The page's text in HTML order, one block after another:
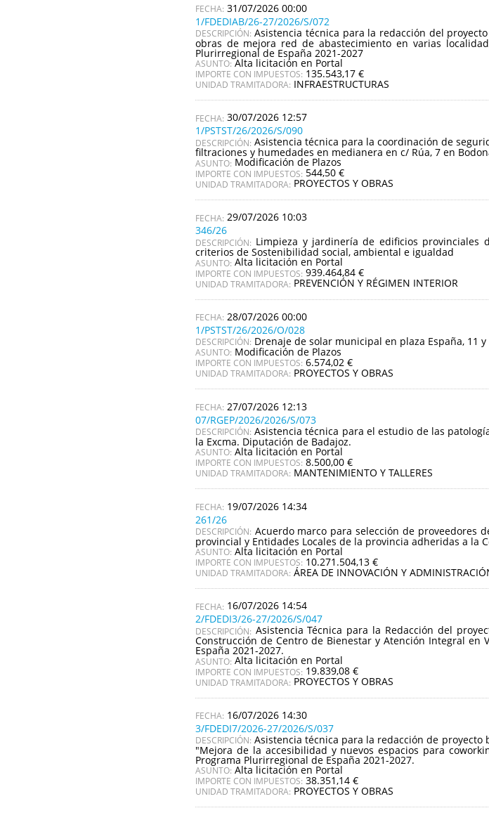
31/07/2026 00:00
1/FDEDIAB/26-27/2026/S/072
DESCRIPCIÓN: Asistencia técnica para la redacción del
obras de mejora red de abastecimiento en varias
Plurirregional de España 2021-2027
ASUNTO: Alta licitación en Portal
IMPORTE CON IMPUESTOS: 135.543,17 €
UNIDAD TRAMITADORA: INFRAESTRUCTURAS
30/07/2026 12:57
1/PSTST/26/2026/S/090
DESCRIPCIÓN: Asistencia técnica para la coordinación de
filtraciones y humedades en medianera en c/ Rúa, 7 en
ASUNTO: Modificación de Plazos
IMPORTE CON IMPUESTOS: 544,50 €
UNIDAD TRAMITADORA: PROYECTOS Y OBRAS
29/07/2026 10:03
346/26
DESCRIPCIÓN: Limpieza y jardinería de edificios provinciales
criterios de Sostenibilidad social, ambiental e igualdad
ASUNTO: Alta licitación en Portal
IMPORTE CON IMPUESTOS: 939.464,84 €
UNIDAD TRAMITADORA: PREVENCIÓN Y RÉGIMEN INTERIOR
28/07/2026 00:00
1/PSTST/26/2026/O/028
DESCRIPCIÓN: Drenaje de solar municipal en plaza España, 11
ASUNTO: Modificación de Plazos
IMPORTE CON IMPUESTOS: 6.574,02 €
UNIDAD TRAMITADORA: PROYECTOS Y OBRAS
27/07/2026 12:13
07/RGEP/2026/2026/S/073
DESCRIPCIÓN: Asistencia técnica para el estudio de las
la Excma. Diputación de Badajoz.
ASUNTO: Alta licitación en Portal
IMPORTE CON IMPUESTOS: 8.500,00 €
UNIDAD TRAMITADORA: MANTENIMIENTO Y TALLERES
19/07/2026 14:34
261/26
DESCRIPCIÓN: Acuerdo marco para selección de proveedores
provincial y Entidades Locales de la provincia adheridas a la
ASUNTO: Alta licitación en Portal
IMPORTE CON IMPUESTOS: 10.271.504,13 €
UNIDAD TRAMITADORA: ÁREA DE INNOVACIÓN Y
16/07/2026 14:54
2/FDEDI3/26-27/2026/S/047
DESCRIPCIÓN: Asistencia Técnica para la Redacción del
Construcción de Centro de Bienestar y Atención Integral en
España 2021-2027.
ASUNTO: Alta licitación en Portal
IMPORTE CON IMPUESTOS: 19.839,08 €
UNIDAD TRAMITADORA: PROYECTOS Y OBRAS
16/07/2026 14:30
3/FDEDI7/2026-27/2026/S/037
DESCRIPCIÓN: Asistencia técnica para la redacción de
"Mejora de la accesibilidad y nuevos espacios para
Programa Plurirregional de España 2021-2027.
ASUNTO: Alta licitación en Portal
IMPORTE CON IMPUESTOS: 38.351,14 €
UNIDAD TRAMITADORA: PROYECTOS Y OBRAS